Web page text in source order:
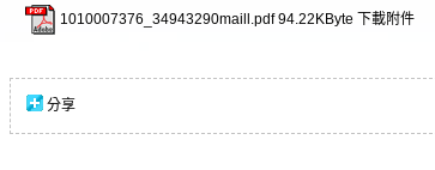
1010007376_34943290maill.pdf 94.22KByte 下載附件
分享